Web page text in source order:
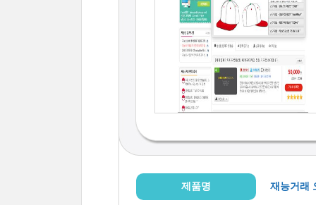
제품명 재능거래